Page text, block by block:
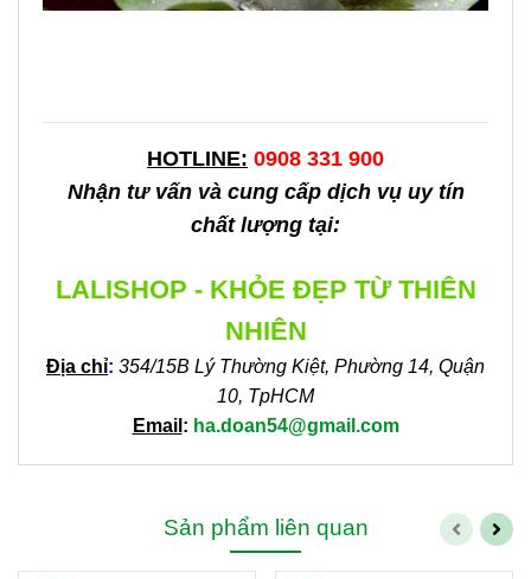
HOTLINE: 0908 331 900
Nhận tư vấn và cung cấp dịch vụ uy tín
chất lượng tại:
LALISHOP - KHỎE ĐẸP TỪ THIÊN
NHIÊN
Địa chỉ: 354/15B Lý Thường Kiệt, Phường 14, Quận
10, TpHCM
Email : ha.doan54@gmail.com
Sản phẩm liên quan